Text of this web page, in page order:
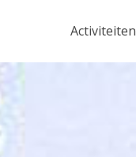
Activiteiten